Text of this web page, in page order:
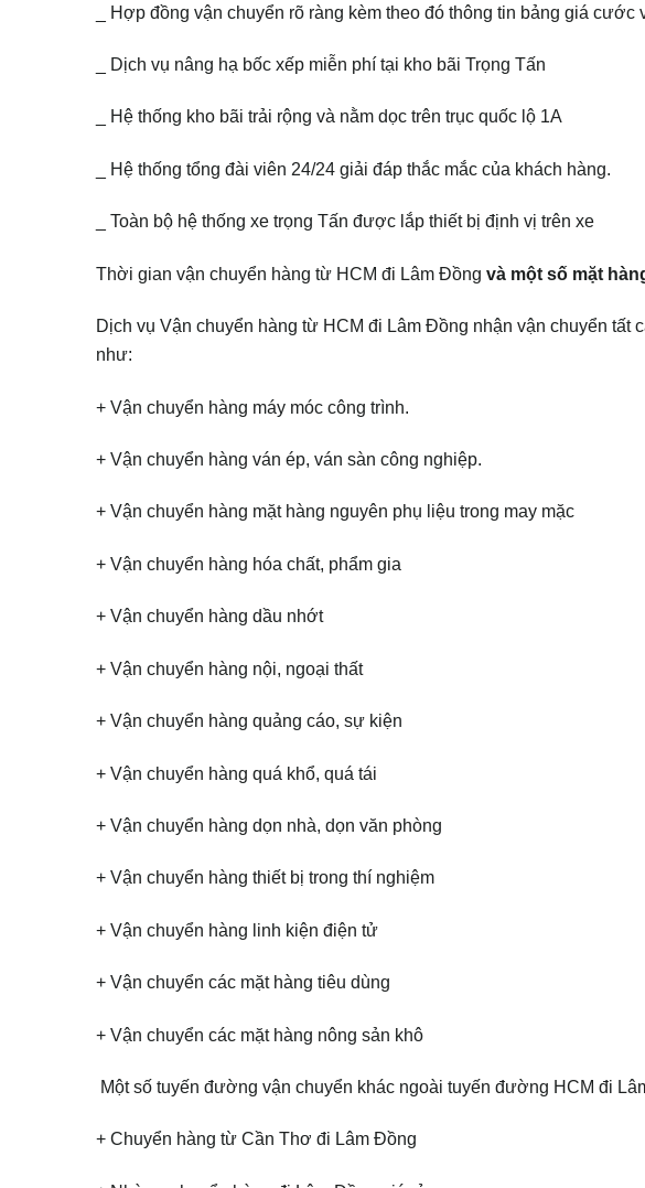
_ Hợp đồng vận chuyển rõ ràng kèm theo đó thông tin bảng giá cước
_ Dịch vụ nâng hạ bốc xếp miễn phí tại kho bãi Trọng Tấn
_ Hệ thống kho bãi trải rộng và nằm dọc trên trục quốc lộ 1A
_ Hệ thống tổng đài viên 24/24 giải đáp thắc mắc của khách hàng.
_ Toàn bộ hệ thống xe trọng Tấn được lắp thiết bị định vị trên xe
Thời gian vận chuyển hàng từ HCM đi Lâm Đồng và một số mặt
Dịch vụ Vận chuyển hàng từ HCM đi Lâm Đồng nhận vận chuyển tất
như:
+ Vận chuyển hàng máy móc công trình.
+ Vận chuyển hàng ván ép, ván sàn công nghiệp.
+ Vận chuyển hàng mặt hàng nguyên phụ liệu trong may mặc
+ Vận chuyển hàng hóa chất, phẩm gia
+ Vận chuyển hàng dầu nhớt
+ Vận chuyển hàng nội, ngoại thất
+ Vận chuyển hàng quảng cáo, sự kiện
+ Vận chuyển hàng quá khổ, quá tái
+ Vận chuyển hàng dọn nhà, dọn văn phòng
+ Vận chuyển hàng thiết bị trong thí nghiệm
+ Vận chuyển hàng linh kiện điện tử
+ Vận chuyển các mặt hàng tiêu dùng
+ Vận chuyển các mặt hàng nông sản khô
Một số tuyến đường vận chuyển khác ngoài tuyến đường HCM đi
+ Chuyển hàng từ Cần Thơ đi Lâm Đồng